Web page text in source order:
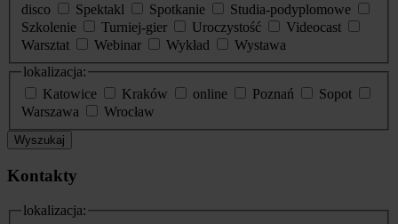
disco
Spektakl Spotkanie
Studia-podyplomowe
Szkolenie
Turniej-gier Uroczystość
Videocast
Warsztat
Webinar Wykład
Wystawa
lokalizacja:
Katowice
Kraków online Poznań
Sopot
Warszawa
Wrocław
Wyszukaj
Kontakty
lokalizacja: